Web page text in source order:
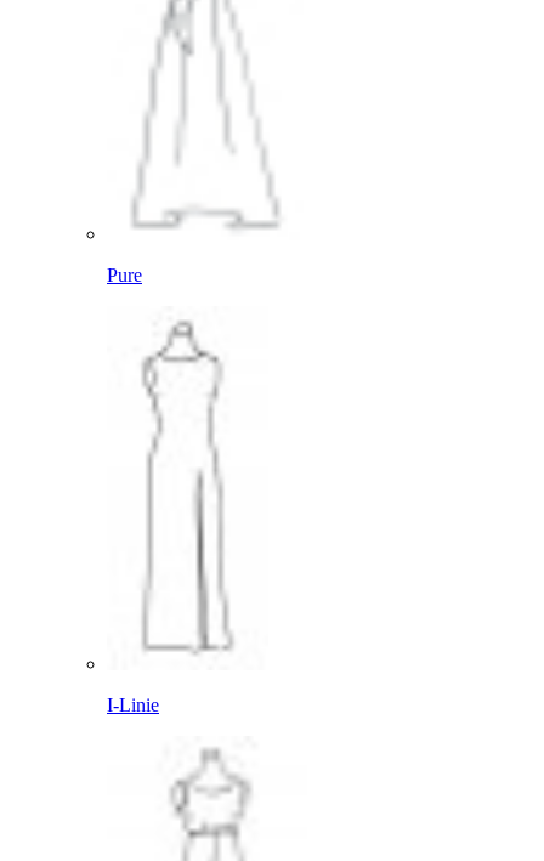
Pure
I-Linie